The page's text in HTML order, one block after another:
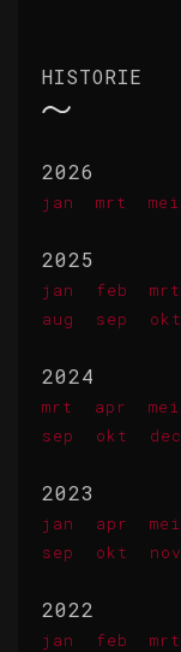
HISTORIE
2026
jan mrt mei
2025
jan feb mrt
aug
sep okt
2024
mrt apr mei
sep
okt dec
2023
jan apr mei
sep
okt nov
2022
jan feb mrt